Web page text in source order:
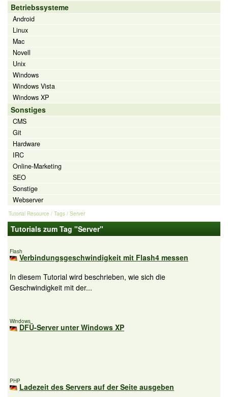
Betriebssysteme
Android
Linux
Mac
Novell
Unix
Windows
Windows Vista
Windows XP
Sonstiges
CMS
Git
Hardware
IRC
Online-Marketing
SEO
Sonstige
Webserver
Tutorial Resource / Tags / Server
Tutorials zum Tag "Server"
Flash
Verbindungsgeschwindigkeit mit Flash4 messen
In diesem Tutorial wird beschrieben, wie sich die
Geschwindigkeit mit der...
Windows
DFÜ-Server unter Windows XP
PHP
Ladezeit des Servers auf der Seite ausgeben